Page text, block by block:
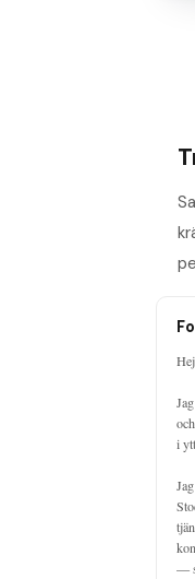
Hej,
i
—